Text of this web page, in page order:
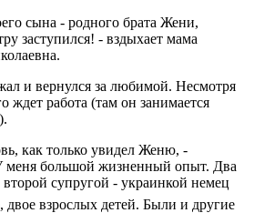
сына - родного брата Жени,
заступился! - вздыхает мама
и вернулся за любимой. Несмотря
ждет работа (там он занимается
как только увидел Женю, -
меня большой жизненный опыт. Два
супругой - украинкой немец
двое взрослых детей. Были и другие